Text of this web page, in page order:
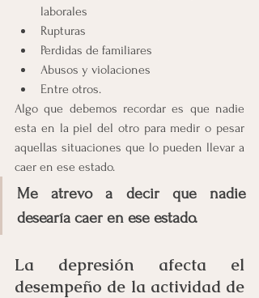
laborales
Rupturas
Perdidas de familiares
Abusos y violaciones
Entre otros.
Algo que debemos recordar es que nadie
esta en la piel del otro para medir o pesar
aquellas situaciones que lo pueden llevar a
caer en ese estado.
Me atrevo a decir que nadie
desearía caer en ese estado.
La depresión afecta el
desempeño de la actividad de